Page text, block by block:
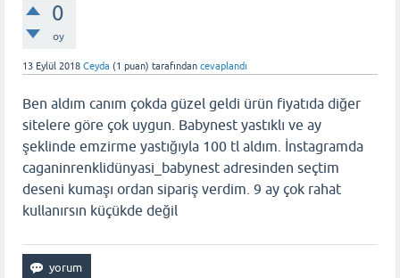
0
oy
13 Eylül 2018 Ceyda (1 puan) tarafından cevaplandı
Ben aldım canım çokda güzel geldi ürün fiyatıda diğer
sitelere göre çok uygun. Babynest yastıklı ve ay
şeklinde emzirme yastığıyla 100 tl aldım. İnstagramda
caganinrenklidünyasi_babynest adresinden seçtim
deseni kumaşı ordan sipariş verdim. 9 ay çok rahat
kullanırsın küçükde değil